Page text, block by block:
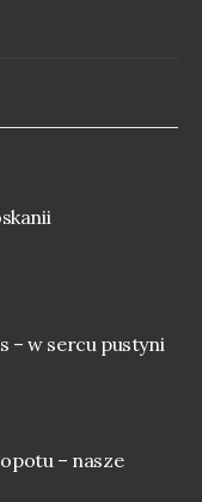
– w sercu pustyni
– nasze